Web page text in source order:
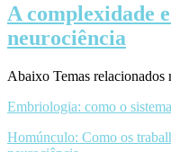
A complexidade
neurociência
Abaixo Temas relacionados
Embriologia: como o
Homúnculo: Como os